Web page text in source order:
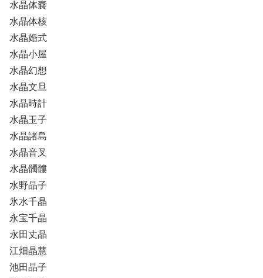
水晶体嚢
水晶体核
水晶婚式
水晶小屋
水晶幻想
水晶文旦
水晶時計
水晶玉子
水晶諸島
水晶音叉
水晶髑髏
水野晶子
氷水千晶
永宝千晶
永田丈晶
江畑晶慧
池田晶子